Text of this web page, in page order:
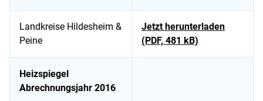
Landkreise Hildesheim &
Peine
Jetzt herunterladen
(PDF, 481 kB)
Heizspiegel
Abrechnungsjahr 2016